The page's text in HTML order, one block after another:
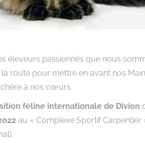
éleveurs passionnés que nous
route pour mettre en avant nos
à nos cœurs.
féline internationale de Divion
au « Complexe Sportif Carpentier